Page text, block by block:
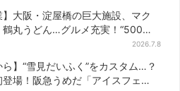
スタート
】大阪・淀屋橋の巨大施設、マク
鶴丸うどん…グルメ充実！“500円
2026.7.8
ら】“雪見だいふく”をカスタム…？
場！阪急うめだ「アイスフェ